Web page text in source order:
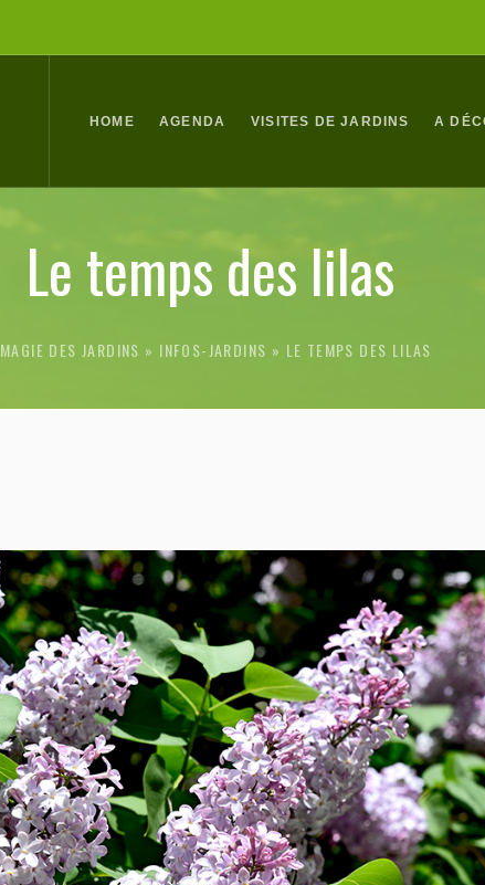
HOME AGENDA VISITES DE JARDINS A
Le temps des lilas
MAGIE DES JARDINS INFOS-JARDINS » LE TEMPS DES LILAS